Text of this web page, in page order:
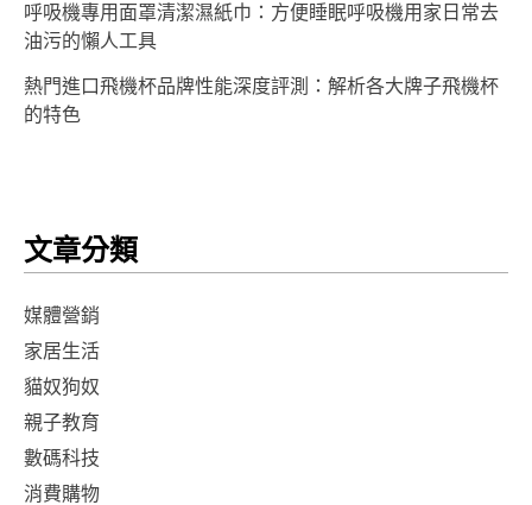
呼吸機專用面罩清潔濕紙巾：方便睡眠呼吸機用家日常去
油污的懶人工具
熱門進口飛機杯品牌性能深度評測：解析各大牌子飛機杯
的特色
文章分類
媒體營銷
家居生活
貓奴狗奴
親子教育
數碼科技
消費購物